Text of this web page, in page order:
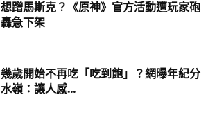
想蹭馬斯克？《原神》官方活動遭玩家砲
轟急下架
幾歲開始不再吃「吃到飽」？網曝年紀分
水嶺：讓人感...